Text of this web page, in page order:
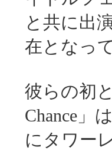
と共に出
在となっ
彼らの初
Chance」
にタワー